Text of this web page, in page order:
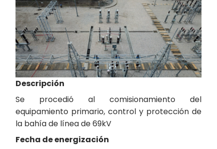
Descripción
Se procedió al comisionamiento del
equipamiento primario, control y protección de
la bahía de línea de 69kV
Fecha de energización